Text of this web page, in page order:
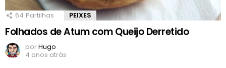
64 Partilhas PEIXES
Folhados de Atum com Queijo Derretido
porHugo
4 anos atrás